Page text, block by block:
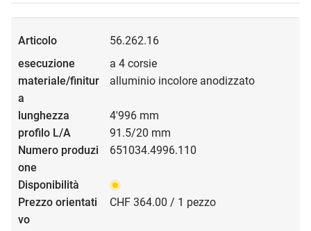
56.262.16
a 4 corsie
alluminio incolore anodizzato
4'996 mm
91.5/20 mm
651034.4996.110
CHF 364.00 / 1 pezzo